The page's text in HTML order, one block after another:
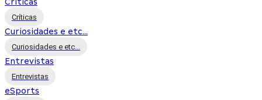
Críticas
Curiosidades e etc...
Curiosidades e etc...
Entrevistas
Entrevistas
eSports